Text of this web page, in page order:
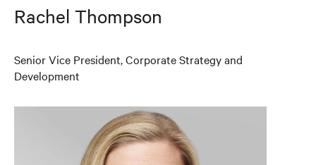
Rachel Thompson
Senior Vice President, Corporate Strategy and
Development